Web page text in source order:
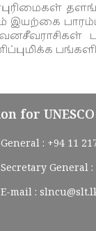
இயற்கை
for UNESCO
General : +94 11
Secretary General :
E-mail :